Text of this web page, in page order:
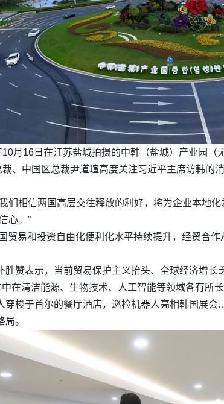
月16日在江苏盐城拍摄的中韩（盐城）产业园（
、中国区总裁尹道瑄高度关注习近平主席访韩的
们相信两国高层交往释放的利好，将为企业本地
心。”
贸易和投资自由化便利化水平持续提升，经贸合
赞表示，当前贸易保护主义抬头、全球经济增
在清洁能源、生物技术、人工智能等领域各有所
穿梭于首尔的餐厅酒店，巡检机器人亮相韩国展
。